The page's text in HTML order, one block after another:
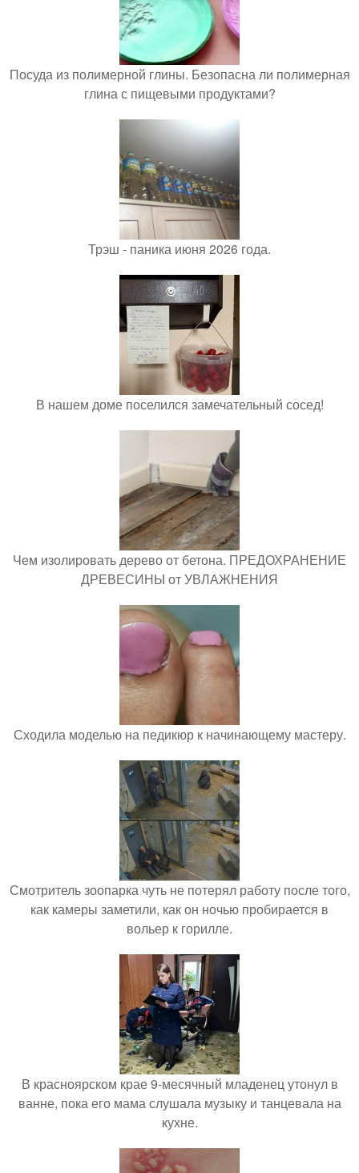
Посуда из полимерной глины. Безопасна ли полимерная
глина с пищевыми продуктами?
Трэш - паника июня 2026 года.
В нашем доме поселился замечательный сосед!
Чем изолировать дерево от бетона. ПРЕДОХРАНЕНИЕ
ДРЕВЕСИНЫ от УВЛАЖНЕНИЯ
Сходила моделью на педикюр к начинающему мастеру.
Смотритель зоопарка чуть не потерял работу после того,
как камеры заметили, как он ночью пробирается в
вольер к горилле.
В красноярском крае 9-месячный младенец утонул в
ванне, пока его мама слушала музыку и танцевала на
кухне.